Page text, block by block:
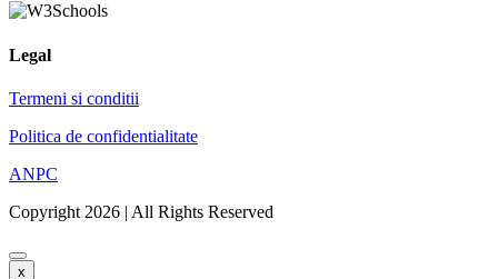
Legal
Termeni si conditii
Politica de confidentialitate
ANPC
Copyright 2026 | All Rights Reserved
x